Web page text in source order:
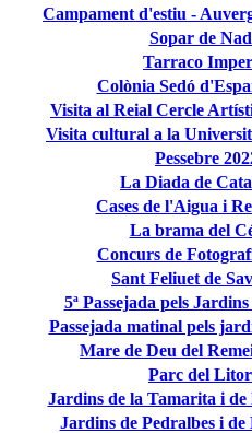
Campament d'estiu -
Sopar de
Tarraco
Colònia Sedó
Visita al Reial Cercle
Visita cultural a la
Pessebre
La Diada de
Cases de l'Aigua i
La brama del
Concurs de
Sant Feliuet de
5ª Passejada pels
Passejada matinal pels
Mare de Deu del
Parc del
Jardins de la Tamarita i de
Jardins de Pedralbes i